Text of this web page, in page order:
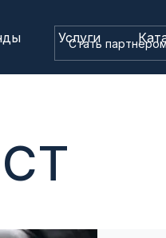
Услуги
Стать